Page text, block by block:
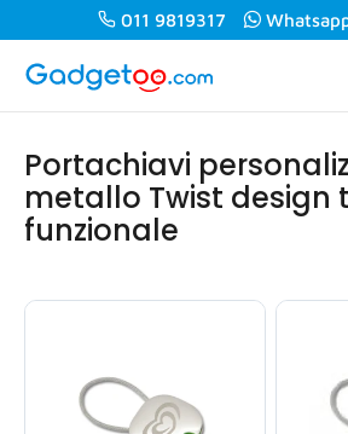
011 9819317
Portachiavi
metallo Twist design
funzionale